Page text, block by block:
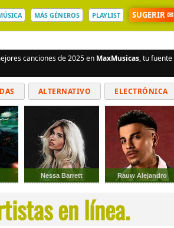
MÁS GÉNEROS PLAYLIST SUGERIR ✉
canciones de 2025 en MaxMusicas, tu fuente
ALTERNATIVO ELECTRÓNICA
Nessa Barrett Rauw Alejandro
en línea.